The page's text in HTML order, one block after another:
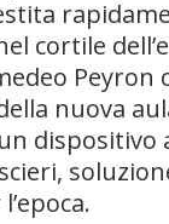
cortile
Peyron
nuova
dispositivo